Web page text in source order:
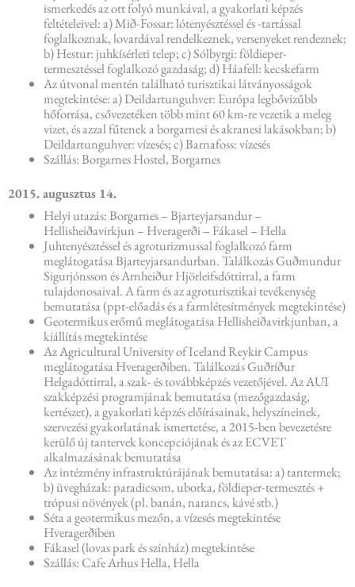
ismerkedés az ott folyó munkával, a gyakorlati képzés
feltételeivel: a) Mið-Fossar: lótenyésztéssel és -tartással
foglalkoznak, lovardával rendelkeznek, versenyeket rendeznek;
b) Hestur: juhkísérleti telep; c) Sólbyrgi: földieper-
termesztéssel foglalkozó gazdaság; d) Háafell: kecskefarm
Az útvonal mentén található turisztikai látványosságok
megtekintése: a) Deildartunguhver: Európa legbővizűbb
hőforrása, csővezetéken több mint 60 km-re vezetik a meleg
vizet, és azzal fűtenek a borgarnesi és akranesi lakásokban; b)
Deildartunguhver: vízesés; c) Barnafoss: vízesés
Szállás: Borgarnes Hostel, Borgarnes
2015. augusztus 14.
Helyi utazás: Borgarnes – Bjarteyjarsandur –
Hellisheiðavirkjun – Hveragerði – Fákasel – Hella
Juhtenyésztéssel és agroturizmussal foglalkozó farm
meglátogatása Bjarteyjarsandurban. Találkozás Guðmundur
Sigurjónsson és Arnheiður Hjörleifsdóttirral, a farm
tulajdonosaival. A farm és az agroturisztikai tevékenység
bemutatása (ppt-előadás és a farmlétesítmények megtekintése)
Geotermikus erőmű meglátogatása Hellisheiðavirkjunban, a
kiállítás megtekintése
Az Agricultural University of Iceland Reykir Campus
meglátogatása Hveragerðiben. Találkozás Guðríður
Helgadóttirral, a szak- és továbbképzés vezetőjével. Az AUI
szakképzési programjának bemutatása (mezőgazdaság,
kertészet), a gyakorlati képzés előírásainak, helyszíneinek,
szervezési gyakorlatának ismertetése, a 2015-ben bevezetésre
kerülő új tantervek koncepciójának és az ECVET
alkalmazásának bemutatása
Az intézmény infrastruktúrájának bemutatása: a) tantermek;
b) üvegházak: paradicsom, uborka, földieper-termesztés +
trópusi növények (pl. banán, narancs, kávé stb.)
Séta a geotermikus mezőn, a vízesés megtekintése
Hveragerðiben
Fákasel (lovas park és színház) megtekintése
Szállás: Cafe Arhus Hella, Hella